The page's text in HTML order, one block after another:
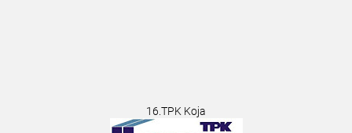
16.TPK Koja